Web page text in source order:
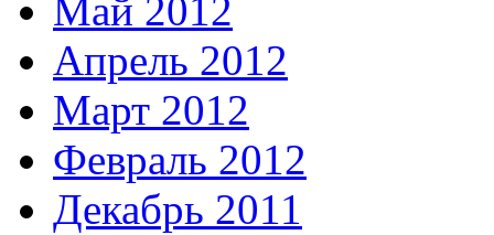
Май 2012
Апрель 2012
Март 2012
Февраль 2012
Декабрь 2011